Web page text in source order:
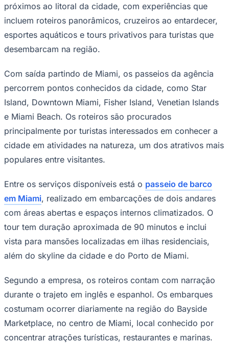
Brasileirão Série A
Brasileirão Série B
Paulistão
Copa do Brasil
Libertadores
Sul-Americana
Champions League
La Liga
Bundesliga
Mundial 2026
Times - Ir direto
próximos ao litoral da cidade, com experiências que
incluem roteiros panorâmicos, cruzeiros ao entardecer,
esportes aquáticos e tours privativos para turistas que
desembarcam na região.
Com saída partindo de Miami, os passeios da agência
percorrem pontos conhecidos da cidade, como Star
Island, Downtown Miami, Fisher Island, Venetian Islands
e Miami Beach. Os roteiros são procurados
principalmente por turistas interessados em conhecer a
cidade em atividades na natureza, um dos atrativos mais
populares entre visitantes.
Entre os serviços disponíveis está o passeio de barco
em Miami, realizado em embarcações de dois andares
com áreas abertas e espaços internos climatizados. O
tour tem duração aproximada de 90 minutos e inclui
vista para mansões localizadas em ilhas residenciais,
além do skyline da cidade e do Porto de Miami.
Segundo a empresa, os roteiros contam com narração
durante o trajeto em inglês e espanhol. Os embarques
costumam ocorrer diariamente na região do Bayside
Marketplace, no centro de Miami, local conhecido por
concentrar atrações turísticas, restaurantes e marinas.